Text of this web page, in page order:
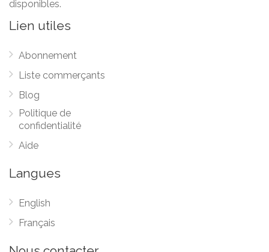
disponibles.
Lien utiles
Abonnement
Liste commerçants
Blog
Politique de
confidentialité
Aide
Langues
English
Français